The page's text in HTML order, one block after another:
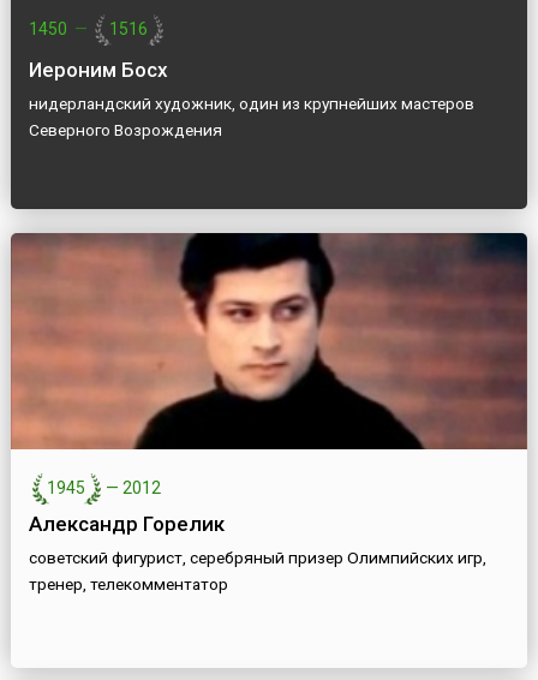
1450 — 1516
Иероним Босх
нидерландский художник, один из крупнейших мастеров
Северного Возрождения
1945 — 2012
Александр Горелик
советский фигурист, серебряный призер Олимпийских игр,
тренер, телекомментатор